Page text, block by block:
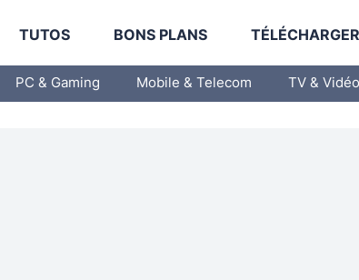
TUTOS BONS PLANS
PC & Gaming Mobile & Telecom TV & Vidéo